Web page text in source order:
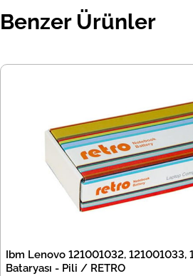
Benzer Ürünler
Ibm Lenovo 121001032,
Bataryası - Pili / RETRO